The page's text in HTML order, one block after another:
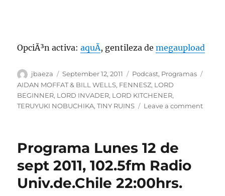
OpciÃ³n activa:aquÃ­, gentileza demegaupload
Author
jbaeza
Posted
on
September 12, 2011 Categories
Podcast, Programas
AIDAN MOFFAT & BILL WELLS, FENNESZ, LORD
BEGINNER, LORD INVADER, LORD KITCHENER,
TERUYUKI NOBUCHIKA,TINY RUINS Leave a commenton
Programa Lunes 12 de
sept 2011, 102.5fm Radio
Univ.de.Chile 22:00hrs.